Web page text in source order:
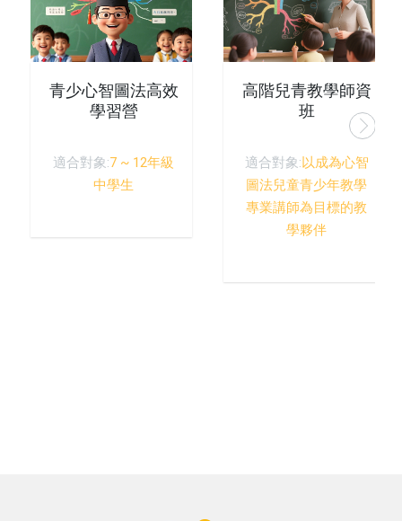
青少心智圖法高效
學習營
適合對象:7 ~ 12年級
中學生
高階兒青教學師資
班
適合對象:以成為心智
圖法兒童青少年教學
專業講師為目標的教
學夥伴